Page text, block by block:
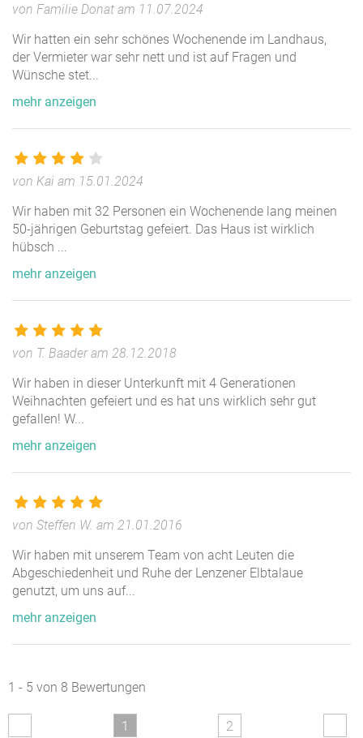
Weiter bieten wir mehrere Wohneinheiten zur flexiblen
Nutzung auch für Ihre Gruppengröße an.
Im Erdgeschoss der Scheune finden Sie:
Die große Diele zum Feiern, Treffen, Klönen.... mit
Einen Wohnbereich mit Küche und Essbereich, tollem
Ofen- und Sitzecke
Zwei schöne Schlafzimmer mit einem grossen Bad
Im Obergeschoss befinden sich:
Zwei komfortable Wohnbereiche mit insgesamt sechs
Unser schöner Bewegungsraum mit einem tollen Blick
in die Elbtalaue
Verpflegung
Bitte fragen Sie uns.
Zimmer und Räumlichkeiten
Haupthaus
Unser Haupthaus bietet Ihnen auf 300 qm Wohnfläche
mehr als genug Platz um sich auszubreiten, sich zu
treffen oder sich zurückzuziehen.
Im Erdgeschoss finden Sie:
von Familie Donat am 11.07.2024
Wir hatten ein sehr schönes Wochenende im Landhaus,
der Vermieter war sehr nett und ist auf Fragen und
Wünsche stet
mehr anzeigen
von Kai am 15.01.2024
Wir haben mit 32 Personen ein Wochenende lang meinen
50-jährigen Geburtstag gefeiert. Das Haus ist wirklich
hübsch
mehr anzeigen
von T. Baader am 28.12.2018
Wir haben in dieser Unterkunft mit 4 Generationen
Weihnachten gefeiert und es hat uns wirklich sehr gut
gefallen! W...
mehr anzeigen
von Steffen W. am 21.01.2016
Wir haben mit unserem Team von acht Leuten die
Abgeschiedenheit und Ruhe der Lenzener Elbtalaue
genutzt, um uns auf...
mehr anzeigen
1 - 5 von 8 Bewertungen
1 2